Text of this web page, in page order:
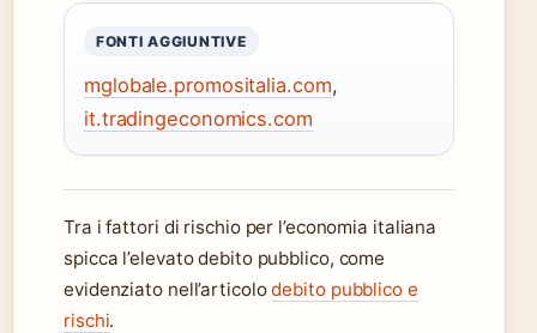
FONTI AGGIUNTIVE
mglobale.promositalia.com,
it.tradingeconomics.com
Tra i fattori di rischio per l’economia italiana
spicca l’elevato debito pubblico, come
evidenziato nell’articolodebito pubblico e
rischi.